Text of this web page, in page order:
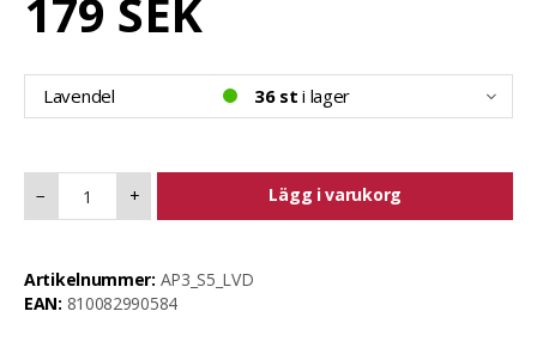
179 SEK
Lavendel 36 st i lager
− + Lägg i varukorg
Artikelnummer: AP3_S5_LVD
EAN: 810082990584